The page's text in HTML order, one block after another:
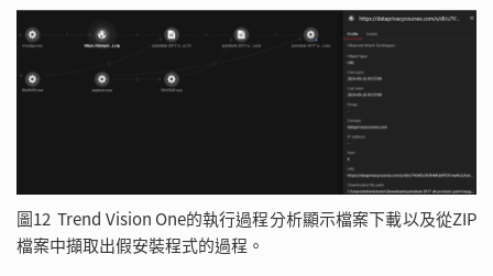
圖12 Trend Vision One的執行過程分析顯示檔案下載以及從ZIP
檔案中擷取出假安裝程式的過程。